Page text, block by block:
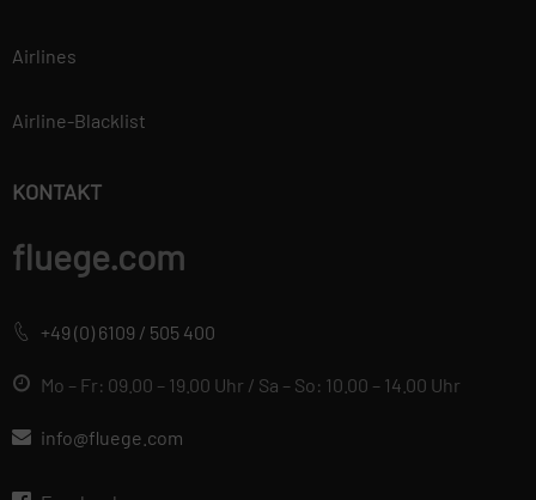
Airlines
Airline-Blacklist
KONTAKT
fluege.com
+49 (0) 6109 / 505 400
Mo – Fr: 09.00 – 19.00 Uhr / Sa – So: 10.00 – 14.00 Uhr
info@fluege.com